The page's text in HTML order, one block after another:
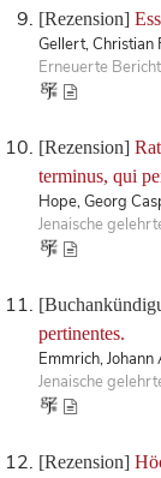
[Rezension]
Gellert, Christian
Erneuerte
[Rezension]
terminus, qui
Hope, Georg
Jenaische
pertinentes.
Emmrich, Johann
Jenaische
[Rezension]